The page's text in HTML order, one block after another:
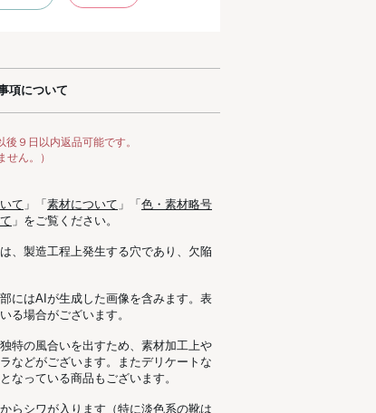
項について
９日以内返品可能です。
せん。）
て 」「 素材について 」「 色・素材略号
」をご覧ください。
、製造工程上発生する穴であり、欠陥
にはAIが生成した画像を含みます。表
る場合がございます。
独特の風合いを出すため、素材加工上
などがございます。またデリケートな
なっている商品もございます。
らシワが入ります（特に淡色系の靴は